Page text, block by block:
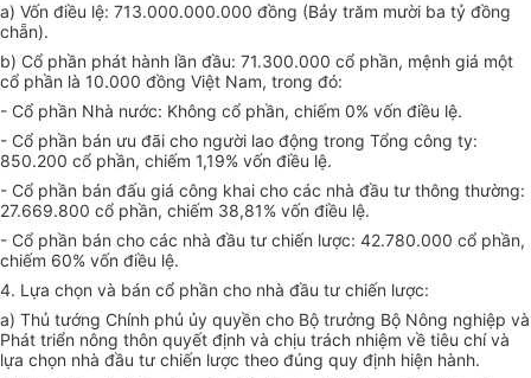
a) Vốn điều lệ: 713.000.000.000 đồng (Bảy trăm mười ba tỷ đồng
chẵn).
b) Cổ phần phát hành lần đầu: 71.300.000 cổ phần, mệnh giá một
cổ phần là 10.000 đồng Việt Nam, trong đó:
- Cổ phần Nhà nước: Không cổ phần, chiếm 0% vốn điều lệ.
- Cổ phần bán ưu đãi cho người lao động trong Tổng công ty:
850.200 cổ phần, chiếm 1,19% vốn điều lệ.
- Cổ phần bán đấu giá công khai cho các nhà đầu tư thông thường:
27.669.800 cổ phần, chiếm 38,81% vốn điều lệ.
- Cổ phần bán cho các nhà đầu tư chiến lược: 42.780.000 cổ phần,
chiếm 60% vốn điều lệ.
4. Lựa chọn và bán cổ phần cho nhà đầu tư chiến lược:
a) Thủ tướng Chính phủ ủy quyền cho Bộ trưởng Bộ Nông nghiệp và
Phát triển nông thôn quyết định và chịu trách nhiệm về tiêu chí và
lựa chọn nhà đầu tư chiến lược theo đúng quy định hiện hành.